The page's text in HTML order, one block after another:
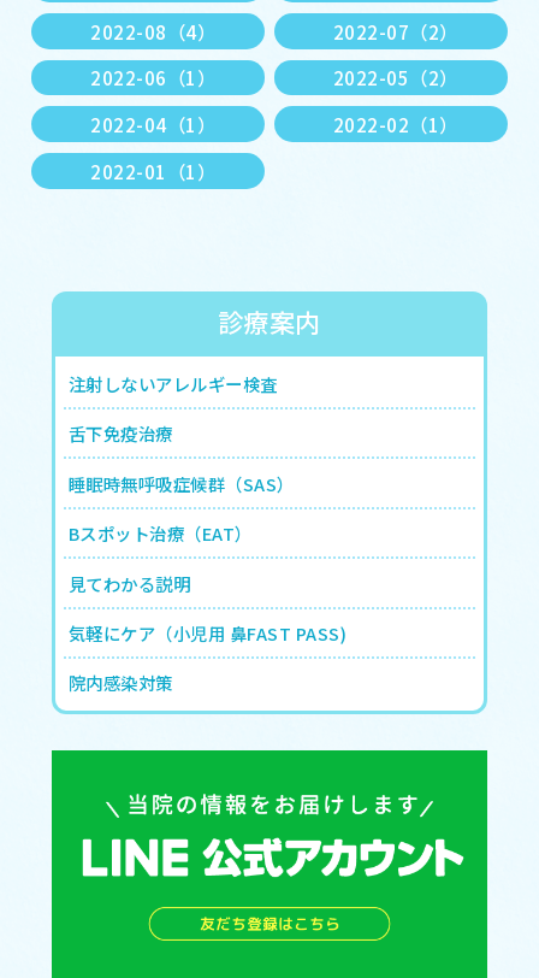
2022-08（4）
2022-07（2）
2022-06（1）
2022-05（2）
2022-04（1）
2022-02（1）
2022-01（1）
診療案内
注射しないアレルギー検査
舌下免疫治療
睡眠時無呼吸症候群（SAS）
Bスポット治療（EAT）
見てわかる説明
気軽にケア（小児用 鼻FAST PASS)
院内感染対策